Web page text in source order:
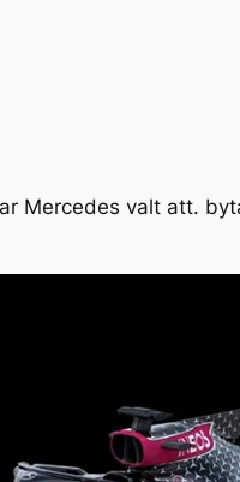
Mercedes valt att.